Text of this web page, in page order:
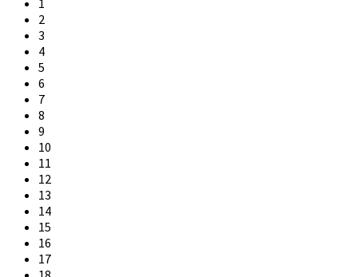
2
3
4
5
6
7
8
9
10
11
12
13
14
15
16
17